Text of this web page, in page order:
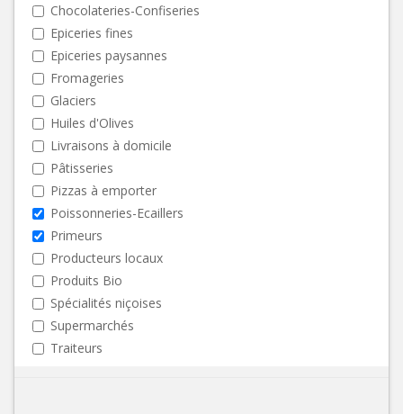
Chocolateries-Confiseries
Epiceries fines
Epiceries paysannes
Fromageries
Glaciers
Huiles d'Olives
Livraisons à domicile
Pâtisseries
Pizzas à emporter
Poissonneries-Ecaillers
Primeurs
Producteurs locaux
Produits Bio
Spécialités niçoises
Supermarchés
Traiteurs